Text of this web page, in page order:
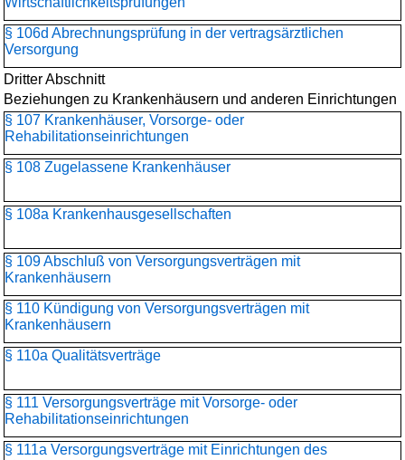
§ 106d Abrechnungsprüfung in der vertragsärztlichen
Versorgung
Dritter Abschnitt
Beziehungen zu Krankenhäusern und anderen Einrichtungen
§ 107 Krankenhäuser, Vorsorge- oder
Rehabilitationseinrichtungen
§ 108 Zugelassene Krankenhäuser
§ 108a Krankenhausgesellschaften
§ 109 Abschluß von Versorgungsverträgen mit
Krankenhäusern
§ 110 Kündigung von Versorgungsverträgen mit
Krankenhäusern
§ 110a Qualitätsverträge
§ 111 Versorgungsverträge mit Vorsorge- oder
Rehabilitationseinrichtungen
§ 111a Versorgungsverträge mit Einrichtungen des